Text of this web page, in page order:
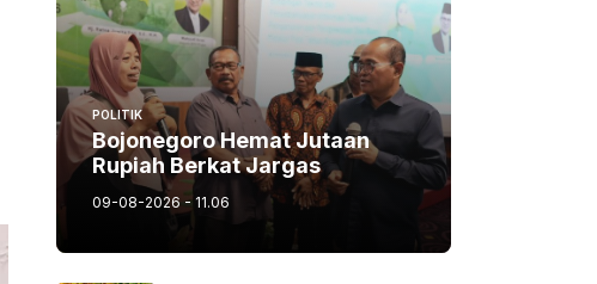
POLITIK
Bojonegoro Hemat Jutaan
Rupiah Berkat Jargas
09-08-2026 - 11.06